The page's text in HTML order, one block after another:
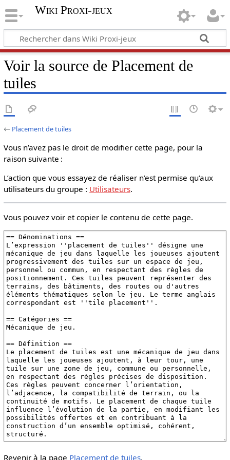
Wiki Proxi-jeux
Voir la source de Placement de
tuiles
← Placement de tuiles
Vous n’avez pas le droit de modifier cette page, pour la
raison suivante :
L’action que vous essayez de réaliser n’est permise qu’aux
utilisateurs du groupe : Utilisateurs.
Vous pouvez voir et copier le contenu de cette page.
Revenir à la page Placement de tuiles.